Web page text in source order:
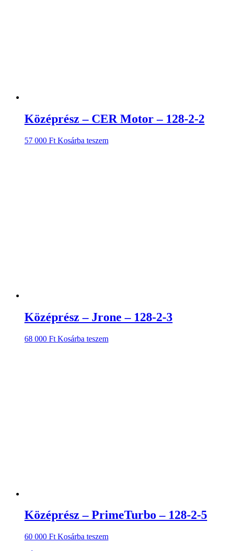
Középrész – CER Motor – 128-2-2
57 000 Ft Kosárba teszem
Középrész – Jrone – 128-2-3
68 000 Ft Kosárba teszem
Középrész – PrimeTurbo – 128-2-5
60 000 Ft Kosárba teszem